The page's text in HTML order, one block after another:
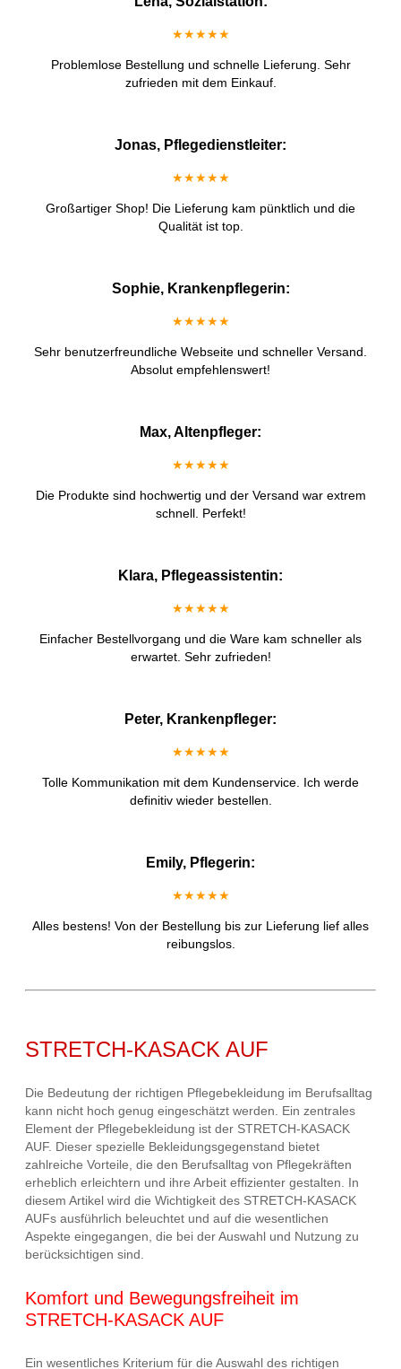
★★★★★
Problemlose Bestellung und schnelle Lieferung. Sehr
zufrieden mit dem Einkauf.
Jonas, Pflegedienstleiter:
★★★★★
Großartiger Shop! Die Lieferung kam pünktlich und die
Qualität ist top.
Sophie, Krankenpflegerin:
★★★★★
Sehr benutzerfreundliche Webseite und schneller Versand.
Absolut empfehlenswert!
Max, Altenpfleger:
★★★★★
Die Produkte sind hochwertig und der Versand war extrem
schnell. Perfekt!
Klara, Pflegeassistentin:
★★★★★
Einfacher Bestellvorgang und die Ware kam schneller als
erwartet. Sehr zufrieden!
Peter, Krankenpfleger:
★★★★★
Tolle Kommunikation mit dem Kundenservice. Ich werde
definitiv wieder bestellen.
Emily, Pflegerin:
★★★★★
Alles bestens! Von der Bestellung bis zur Lieferung lief alles
reibungslos.
STRETCH-KASACK AUF
Die Bedeutung der richtigen Pflegebekleidung im Berufsalltag
kann nicht hoch genug eingeschätzt werden. Ein zentrales
Element der Pflegebekleidung ist der STRETCH-KASACK
AUF. Dieser spezielle Bekleidungsgegenstand bietet
zahlreiche Vorteile, die den Berufsalltag von Pflegekräften
erheblich erleichtern und ihre Arbeit effizienter gestalten. In
diesem Artikel wird die Wichtigkeit des STRETCH-KASACK
AUFs ausführlich beleuchtet und auf die wesentlichen
Aspekte eingegangen, die bei der Auswahl und Nutzung zu
berücksichtigen sind.
Komfort und Bewegungsfreiheit im
STRETCH-KASACK AUF
Ein wesentliches Kriterium für die Auswahl des richtigen